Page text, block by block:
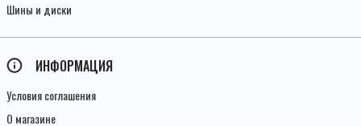
Шины и диски
ИНФОРМАЦИЯ
Условия соглашения
О магазине